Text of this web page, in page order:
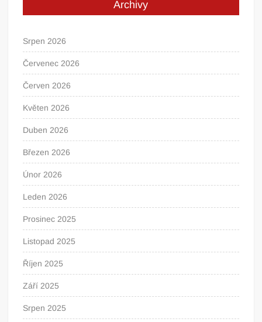
Archivy
Srpen 2026
Červenec 2026
Červen 2026
Květen 2026
Duben 2026
Březen 2026
Únor 2026
Leden 2026
Prosinec 2025
Listopad 2025
Říjen 2025
Září 2025
Srpen 2025